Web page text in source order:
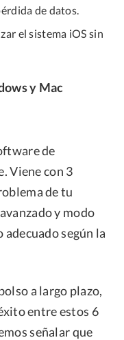
de datos.
el sistema iOS sin
y Mac
de
Viene con 3
de tu
y modo
según la
a largo plazo,
entre estos 6
señalar que